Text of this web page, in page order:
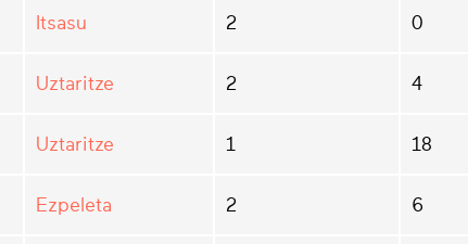
Itsasu 2 0
Uztaritze 2 4
Uztaritze 1 18
Ezpeleta 2 6